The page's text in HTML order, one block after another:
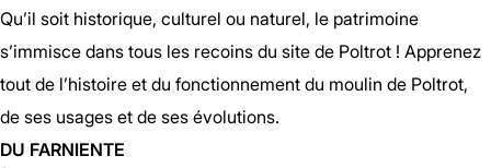
Qu’il soit historique, culturel ou naturel, le patrimoine
s’immisce dans tous les recoins du site de Poltrot ! Apprenez
tout de l’histoire et du fonctionnement du moulin de Poltrot,
de ses usages et de ses évolutions.
DU FARNIENTE